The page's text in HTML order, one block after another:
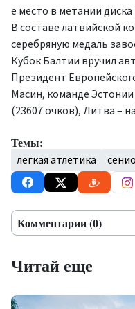
е место в метании диска
В составе латвийской
серебряную медаль
Кубок Балтии вручил
Президент
Масин, команде
(23607 очков), Литва –
Темы:
легкая атлетика
Комментарии (0)
Читай еще